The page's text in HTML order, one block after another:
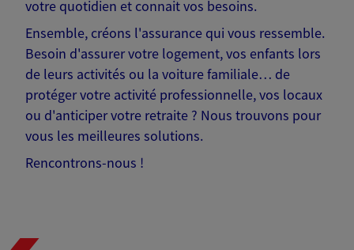
votre quotidien et connait vos besoins.
Ensemble, créons l'assurance qui vous ressemble.
Besoin d'assurer votre logement, vos enfants lors
de leurs activités ou la voiture familiale… de
protéger votre activité professionnelle, vos locaux
ou d'anticiper votre retraite ? Nous trouvons pour
vous les meilleures solutions.
Rencontrons-nous !